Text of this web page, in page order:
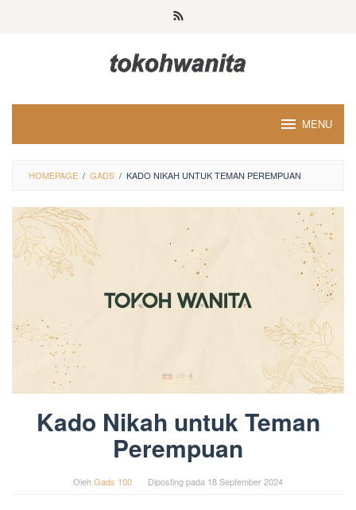
MENU
HOMEPAGE / GADS / KADO NIKAH UNTUK TEMAN PEREMPUAN
Kado Nikah untuk Teman
Perempuan
OlehGads 100 Diposting pada 18 September 2024